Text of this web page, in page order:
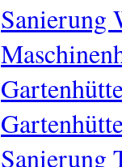
Sanierung
Sanierung